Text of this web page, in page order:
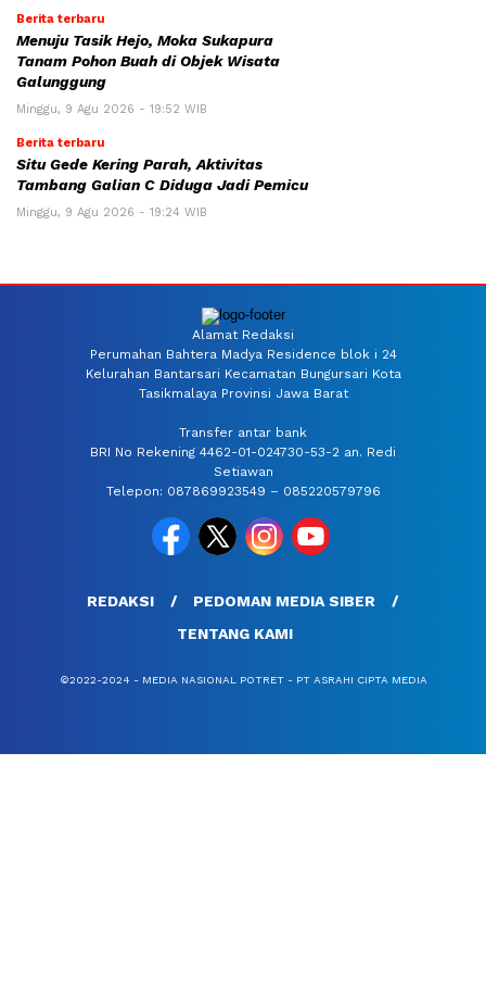
Berita terbaru
Menuju Tasik Hejo, Moka Sukapura
Tanam Pohon Buah di Objek Wisata
Galunggung
Minggu, 9 Agu 2026 - 19:52 WIB
Berita terbaru
Situ Gede Kering Parah, Aktivitas
Tambang Galian C Diduga Jadi Pemicu
Minggu, 9 Agu 2026 - 19:24 WIB
Alamat Redaksi
Perumahan Bahtera Madya Residence blok i 24
Kelurahan Bantarsari Kecamatan Bungursari Kota
Tasikmalaya Provinsi Jawa Barat
Transfer antar bank
BRI No Rekening 4462-01-024730-53-2 an. Redi
Setiawan
Telepon: 087869923549 – 085220579796
REDAKSI
PEDOMAN MEDIA SIBER
TENTANG KAMI
©2022-2024 - MEDIA NASIONAL POTRET - PT ASRAHI CIPTA MEDIA